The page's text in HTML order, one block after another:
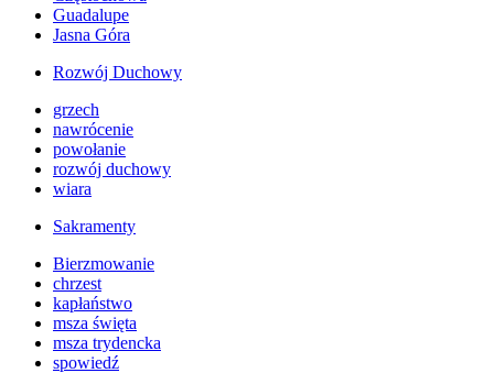
Guadalupe
Jasna Góra
Rozwój Duchowy
grzech
nawrócenie
powołanie
rozwój duchowy
wiara
Sakramenty
Bierzmowanie
chrzest
kapłaństwo
msza święta
msza trydencka
spowiedź